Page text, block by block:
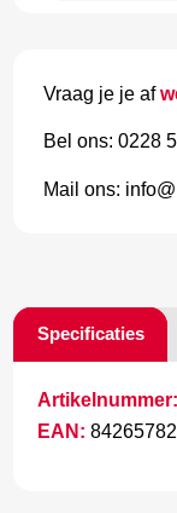
Vraag je je af
Bel ons: 0228
Mail ons:
Specificaties
Artikelnummer:
EAN: